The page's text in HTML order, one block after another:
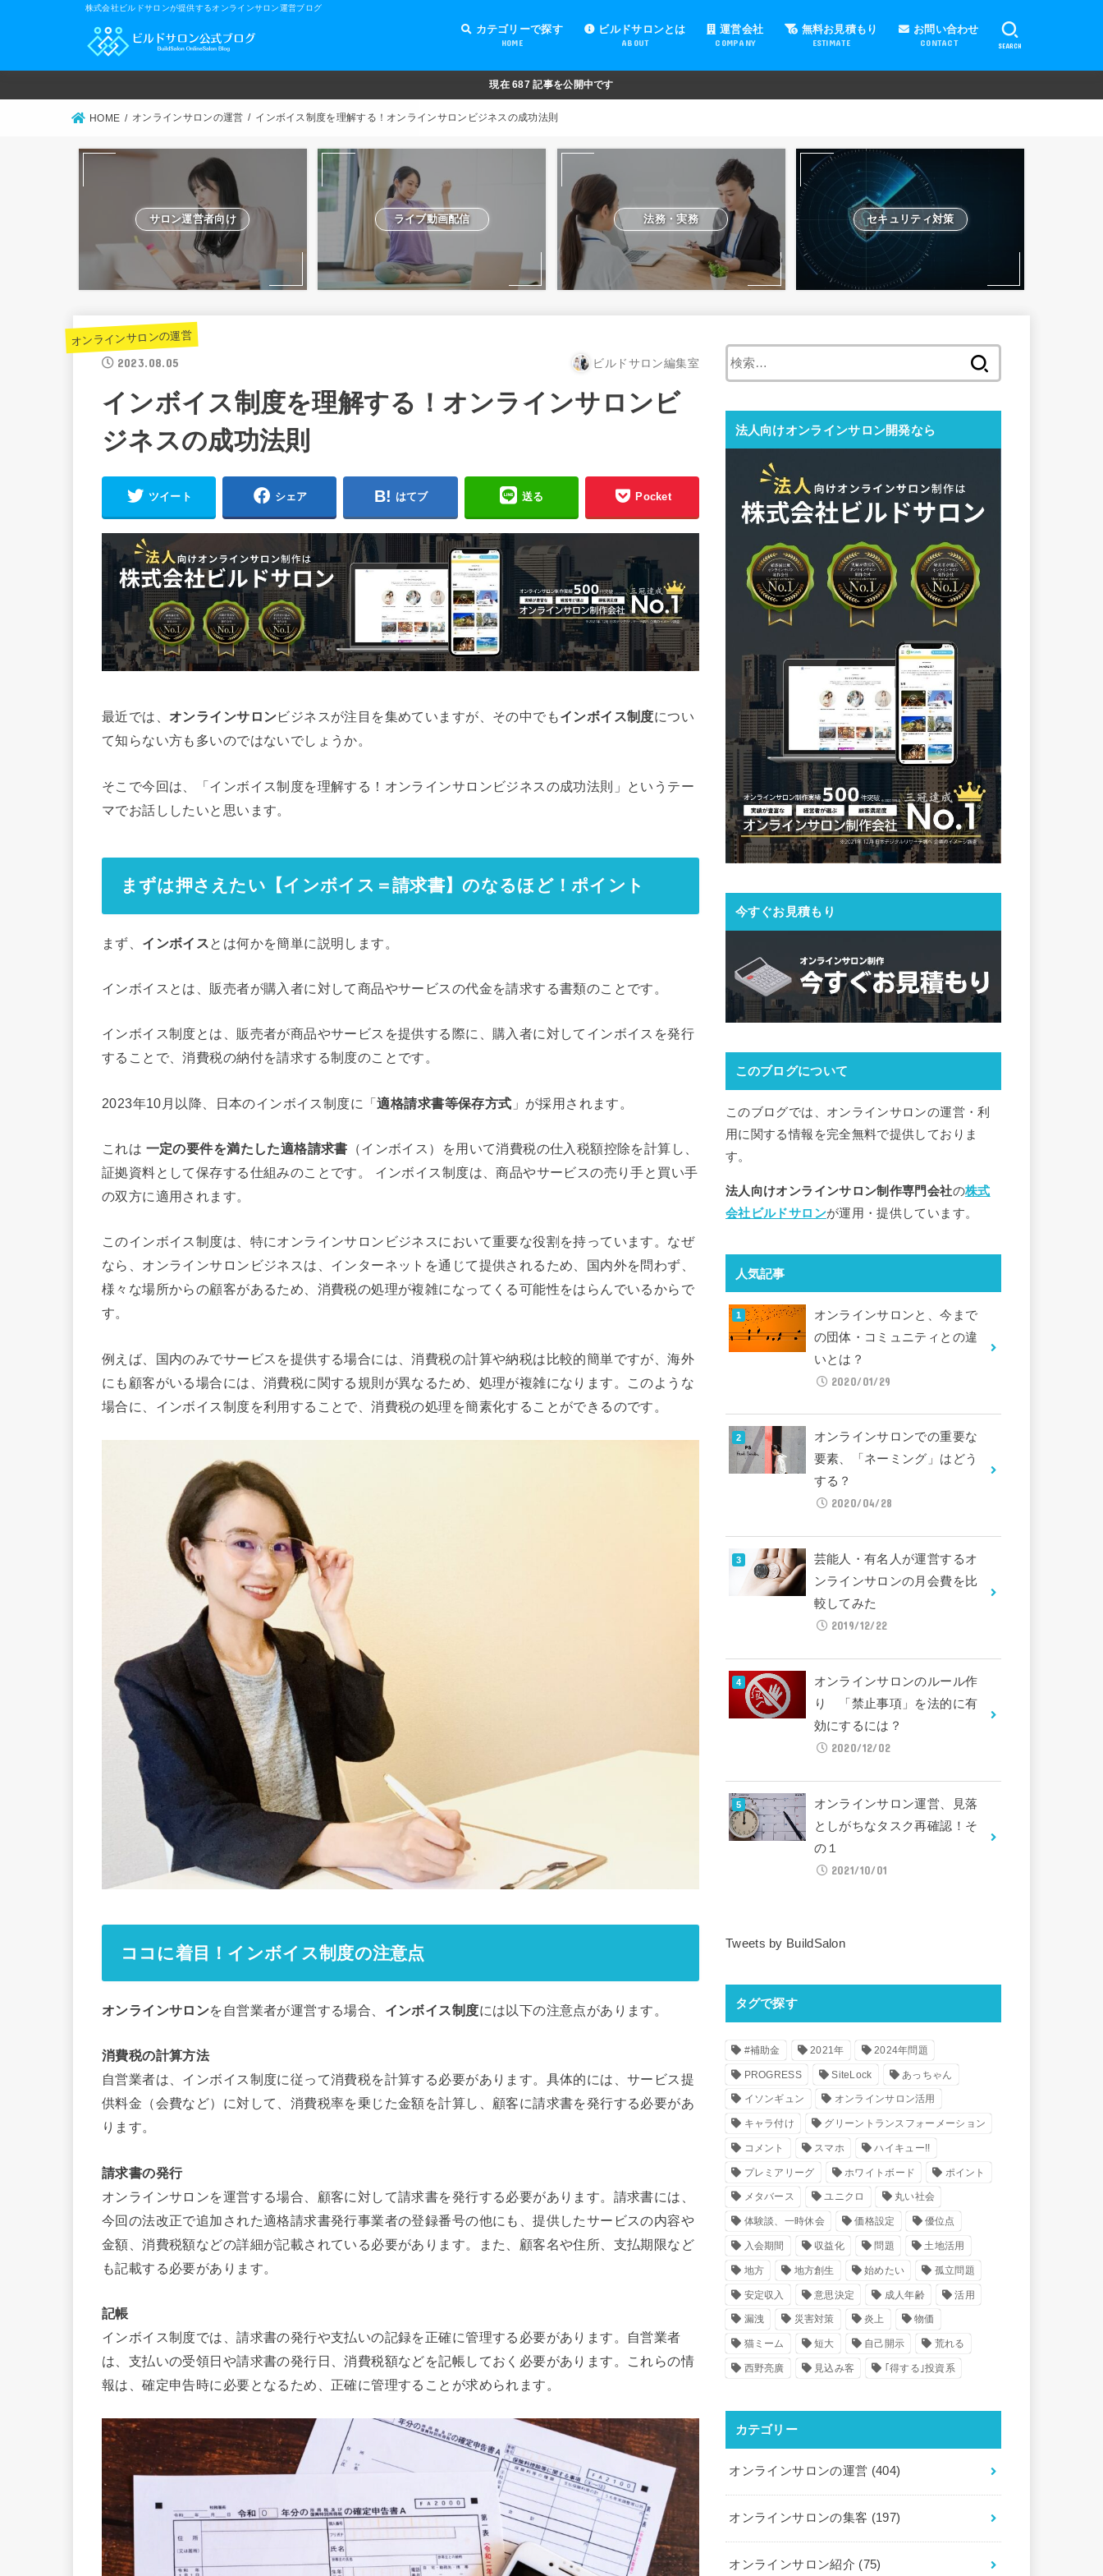
株式会社ビルドサロンが提供するオンラインサロン運営ブログ
カテゴリーで探す
HOME
オンラインサロンの運営
オンラインサロンの集客
オンラインサロンの紹介
オンラインサロンの活用
法務・実務
ライブ動画配信
動画制作・編集
セキュリティ対策
Facebook運営
会費設定
オンラインサロンの開設準備
道具・機材紹介と解説
NFT
ビルドサロンとは
ABOUT
運営会社
COMPANY
無料お見積もり
ESTIMATE
お問い合わせ
CONTACT SEARCH
現在687 記事を公開中です
HOME オンラインサロンの運営 インボイス制度を理解する！オンラインサロンビジネスの成功法則
サロン運営者向け ライブ動画配信 法務・実務 セキュリティ対策
オンラインサロンの運営
2023.08.05 ビルドサロン編集室
インボイス制度を理解する！オンラインサロンビ
ジネスの成功法則
ツイート シェア はてブ 送る Pocket
最近では、 オンラインサロンビジネスが注目を集めていますが、その中でもインボイス制度につい
て知らない方も多いのではないでしょうか。
そこで今回は、「インボイス制度を理解する！オンラインサロンビジネスの成功法則」というテー
マでお話ししたいと思います。
まずは押さえたい【インボイス＝請求書】のなるほど！ポイント
まず、 インボイスとは何かを簡単に説明します。
インボイスとは、販売者が購入者に対して商品やサービスの代金を請求する書類のことです。
インボイス制度とは、販売者が商品やサービスを提供する際に、購入者に対してインボイスを発行
することで、消費税の納付を請求する制度のことです。
2023年10月以降、日本のインボイス制度に「適格請求書等保存方式 」が採用されます。
これは 一定の要件を満たした適格請求書 （インボイス）を用いて消費税の仕入税額控除を計算し、
証拠資料として保存する仕組みのことです。 インボイス制度は、商品やサービスの売り手と買い手
の双方に適用されます。
このインボイス制度は、特にオンラインサロンビジネスにおいて重要な役割を持っています。なぜ
なら、オンラインサロンビジネスは、インターネットを通じて提供されるため、国内外を問わず、
様々な場所からの顧客があるため、消費税の処理が複雑になってくる可能性をはらんでいるからで
す。
例えば、国内のみでサービスを提供する場合には、消費税の計算や納税は比較的簡単ですが、海外
にも顧客がいる場合には、消費税に関する規則が異なるため、処理が複雑になります。このような
場合に、インボイス制度を利用することで、消費税の処理を簡素化することができるのです。
ココに着目！インボイス制度の注意点
オンラインサロンを自営業者が運営する場合、 インボイス制度には以下の注意点があります。
消費税の計算方法
自営業者は、インボイス制度に従って消費税を計算する必要があります。具体的には、サービス提
供料金（会費など）に対して、消費税率を乗じた金額を計算し、顧客に請求書を発行する必要があ
ります。
請求書の発行
オンラインサロンを運営する場合、顧客に対して請求書を発行する必要があります。請求書には、
今回の法改正で追加された適格請求書発行事業者の登録番号の他にも、提供したサービスの内容や
金額、消費税額などの詳細が記載されている必要があります。また、顧客名や住所、支払期限など
も記載する必要があります。
記帳
インボイス制度では、請求書の発行や支払いの記録を正確に管理する必要があります。自営業者
は、支払いの受領日や請求書の発行日、消費税額などを記帳しておく必要があります。これらの情
報は、確定申告時に必要となるため、正確に管理することが求められます。
法人向けオンラインサロン開発なら
今すぐお見積もり
このブログについて
このブログでは、オンラインサロンの運営・利
用に関する情報を完全無料で提供しておりま
す。
法人向けオンラインサロン制作専門会社の株式
会社ビルドサロンが運用・提供しています。
人気記事
オンラインサロンと、今まで
の団体・コミュニティとの違
いとは？
2020/01/29
オンラインサロンでの重要な
要素、「ネーミング」はどう
する？
2020/04/28
芸能人・有名人が運営するオ
ンラインサロンの月会費を比
較してみた
2019/12/22
オンラインサロンのルール作
り 「禁止事項」を法的に有
効にするには？
2020/12/02
オンラインサロン運営、見落
としがちなタスク再確認！そ
の１
2021/10/01
Tweets by BuildSalon
タグで探す
#補助金 2021年 2024年問題
PROGRESS SiteLock あっちゃん
イソンギュン オンラインサロン活用
キャラ付け グリーントランスフォーメーション
コメント スマホ ハイキュー!!
プレミアリーグ ホワイトボード ポイント
メタバース ユニクロ 丸い社会
体験談、一時休会 価格設定 優位点
入会期間 収益化 問題 土地活用
地方 地方創生 始めたい 孤立問題
安定収入 意思決定 成人年齢 活用
漏洩 災害対策 炎上 物価
猫ミーム 短大 自己開示 荒れる
西野亮廣 見込み客 ｢得する｣投資系
カテゴリー
オンラインサロンの運営 (404)
オンラインサロンの集客 (197)
オンラインサロン紹介 (75)